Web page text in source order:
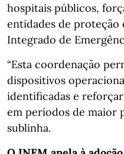
hospitais públicos,
entidades de proteção
Integrado de
“Esta coordenação
dispositivos
identificadas e
em períodos de maior
sublinha.